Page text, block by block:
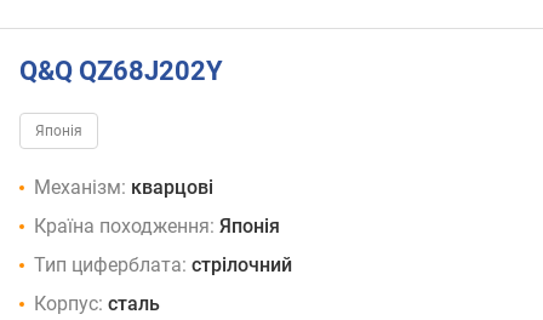
Q&Q QZ68J202Y
Японія
Механізм: кварцові
Країна походження: Японія
Тип циферблата: стрілочний
Корпус: сталь